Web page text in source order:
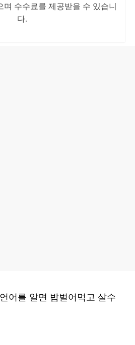
며 수수료를 제공받을 수 있습니
다.
어를 알면 밥벌어먹고 살수